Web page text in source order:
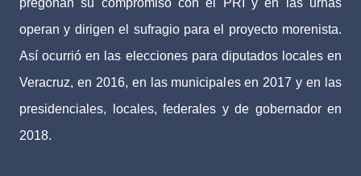
pregonan su compromiso con el PRI y en las urnas
operan y dirigen el sufragio para el proyecto morenista.
Así ocurrió en las elecciones para diputados locales en
Veracruz, en 2016, en las municipales en 2017 y en las
presidenciales, locales, federales y de gobernador en
2018.